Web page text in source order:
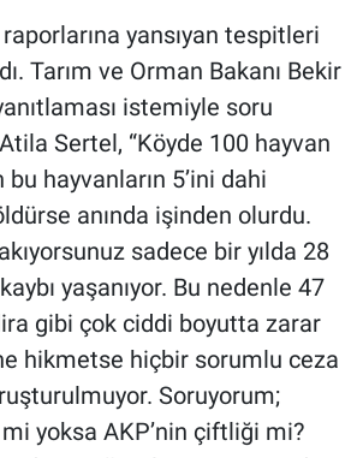
yansıyan tespitleri
Tarım ve Orman Bakanı Bekir
istemiyle soru
Sertel, “Köyde 100 hayvan
hayvanların 5’ini dahi
anında işinden olurdu.
sadece bir yılda 28
yaşanıyor. Bu nedenle 47
gibi çok ciddi boyutta zarar
hikmetse hiçbir sorumlu ceza
Soruyorum;
yoksa AKP’nin çiftliği mi?